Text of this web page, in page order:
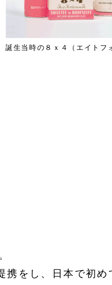
誕生当時の８ｘ４（エイトフ
携をし、日本で初め